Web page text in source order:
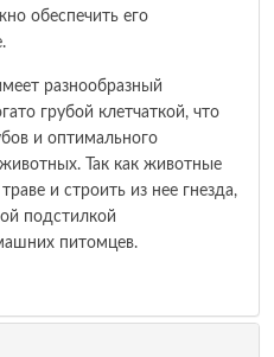
обеспечить его
разнообразный
грубой клетчаткой, что
и оптимального
Так как животные
и строить из нее гнезда,
подстилкой
питомцев.